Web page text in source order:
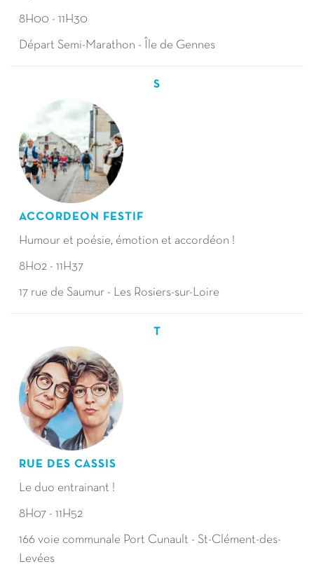
8H00 - 11H30
Départ Semi-Marathon - Île de Gennes
S
ACCORDEON FESTIF
Humour et poésie, émotion et accordéon !
8H02 - 11H37
17 rue de Saumur - Les Rosiers-sur-Loire
T
RUE DES CASSIS
Le duo entrainant !
8H07 - 11H52
166 voie communale Port Cunault - St-Clément-des-
Levées